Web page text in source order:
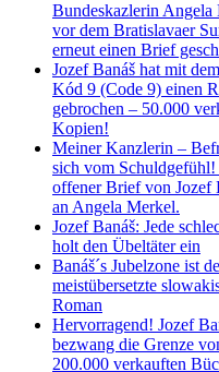
Bundeskazlerin Angela
vor dem Bratislavaer
erneut einen Brief
Jozef Banáš hat mit
Kód 9 (Code 9) einen
gebrochen – 50.000
Kopien!
Meiner Kanzlerin –
sich vom Schuldgefühl!
offener Brief von Jozef
an Angela Merkel.
Jozef Banáš: Jede
holt den Übeltäter ein
Banáš´s Jubelzone ist
meistübersetzte
Roman
Hervorragend! Jozef
bezwang die Grenze
200.000 verkauften